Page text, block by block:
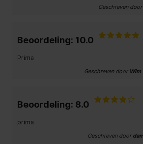
Geschreven door
Beoordeling: 10.0
Prima
Geschreven door Wim
Beoordeling: 8.0
prima
Geschreven door